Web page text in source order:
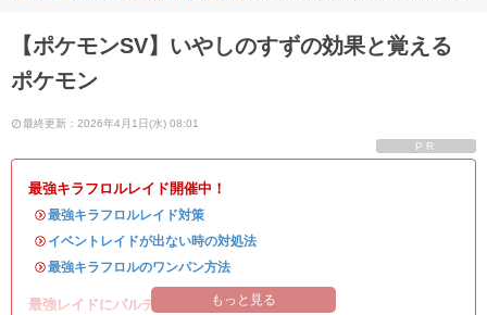
【ポケモンSV】いやしのすずの効果と覚える
ポケモン
最終更新：2026年4月1日(水) 08:01
PR
最強キラフロルレイド開催中！
・最強キラフロルレイド対策
・ イベントレイドが出ない時の対処法
・最強キラフロルのワンパン方法
最強レイドにパルデアの強力なポケモンが登場！
もっと見る